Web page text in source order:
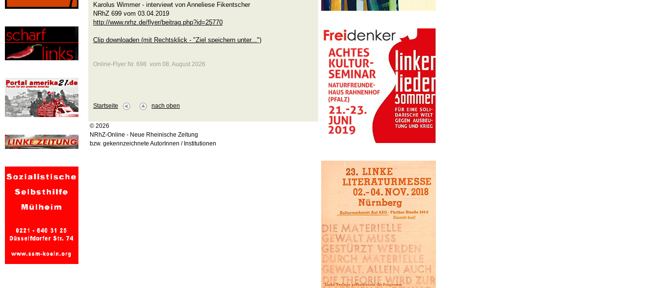
Karolus Wimmer - interviewt von Anneliese Fikentscher
NRhZ 699 vom 03.04.2019
http://www.nrhz.de/flyer/beitrag.php?id=25770
Clip downloaden (mit Rechtsklick - "Ziel speichern unter...")
Online-Flyer Nr. 698 vom 08. August 2026
Startseite nach oben
© 2026
NRhZ-Online - Neue Rheinische Zeitung
bzw. gekennzeichnete AutorInnen / Institutionen